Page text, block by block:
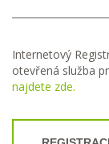
Internetový
otevřená služba
najdete zde.